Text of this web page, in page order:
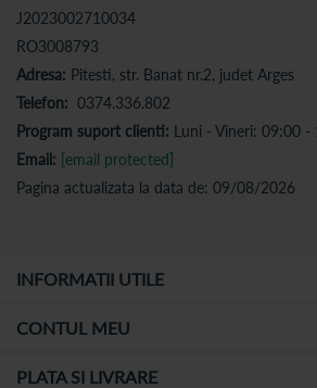
J2023002710034
RO3008793
Adresa: Pitesti, str. Banat nr.2, judet Arges
Telefon: 0374.336.802
Program suport clienti: Luni - Vineri: 09:00 -
Email: [email protected]
Pagina actualizata la data de: 09/08/2026
INFORMATII UTILE
CONTUL MEU
PLATA SI LIVRARE